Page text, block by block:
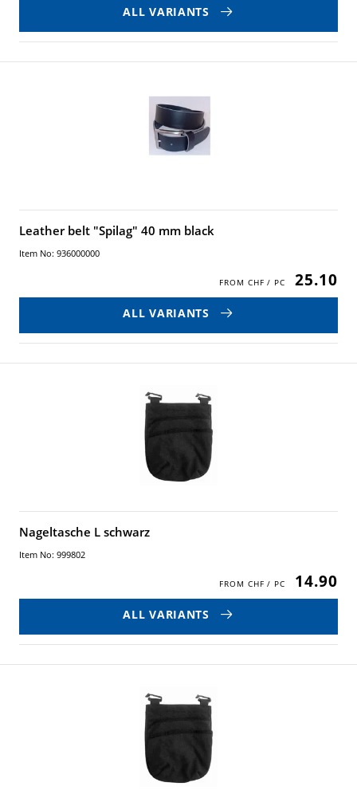
ALL VARIANTS
Leather belt "Spilag" 40 mm black
Item No: 936000000
25.10
ALL VARIANTS
Nageltasche L schwarz
Item No: 999802
14.90
ALL VARIANTS